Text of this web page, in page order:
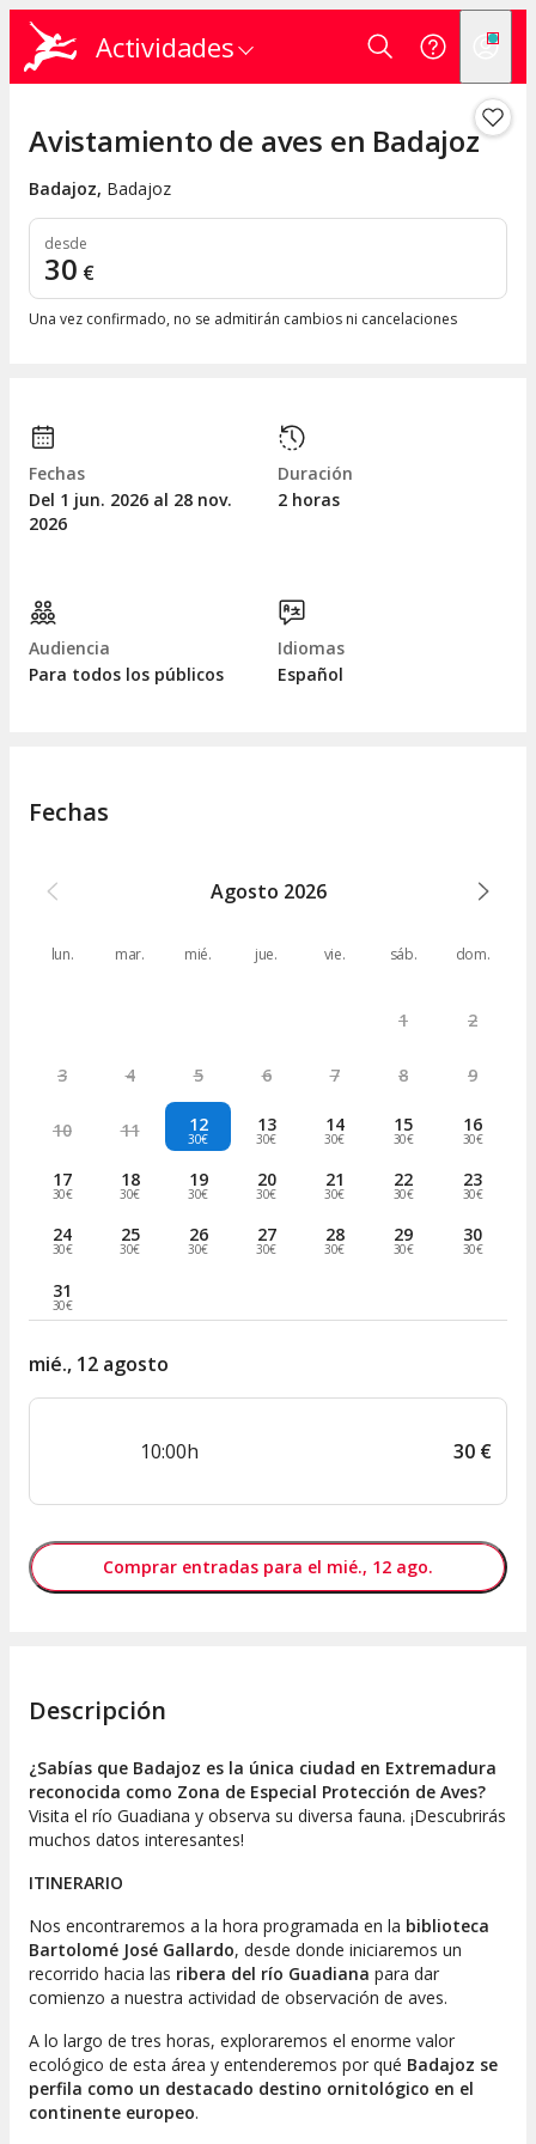
Actividades
Avistamiento de aves en Badajoz
Badajoz, Badajoz
desde
30 €
Una vez confirmado, no se admitirán cambios ni cancelaciones
Fechas
Del 1 jun. 2026 al 28 nov.
2026
Duración
2 horas
Audiencia
Para todos los públicos
Idiomas
Español
Fechas
Agosto 2026
lun. mar. mié. jue. vie. sáb. dom.
1 2
3 4 5 6 7 8 9
10 11 12
30€
13
30€
14
30€
15
30€
16
30€
17
30€
18
30€
19
30€
20
30€
21
30€
22
30€
23
30€
24
30€
25
30€
26
30€
27
30€
28
30€
29
30€
30
30€
31
30€
mié., 12 agosto
10:00h 30 €
Comprar entradas para el mié., 12 ago.
Descripción
¿Sabías que Badajoz es la única ciudad en Extremadura
reconocida como Zona de Especial Protección de Aves?
Visita el río Guadiana y observa su diversa fauna. ¡Descubrirás
muchos datos interesantes!
ITINERARIO
Nos encontraremos a la hora programada en la biblioteca
Bartolomé José Gallardo, desde donde iniciaremos un
recorrido hacia las ribera del río Guadiana para dar
comienzo a nuestra actividad de observación de aves.
A lo largo de tres horas, exploraremos el enorme valor
ecológico de esta área y entenderemos por qué Badajoz se
perfila como un destacado destino ornitológico en el
continente europeo.